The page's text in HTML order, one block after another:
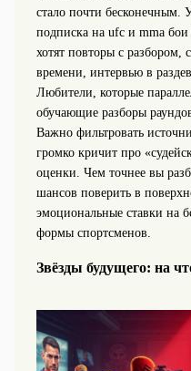
стало почти бесконечным.
подписка на ufc и mma
хотят повторы с разбором,
времени, интервью в
Любители, которые
обучающие разборы
Важно фильтровать
громко кричит про
оценки. Чем точнее вы
шансов поверить в
эмоциональные ставки на
формы спортсменов.
Звёзды будущего: на